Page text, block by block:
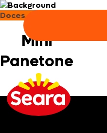
Doces, Bolos e Sobremesas
Mini
Panetone